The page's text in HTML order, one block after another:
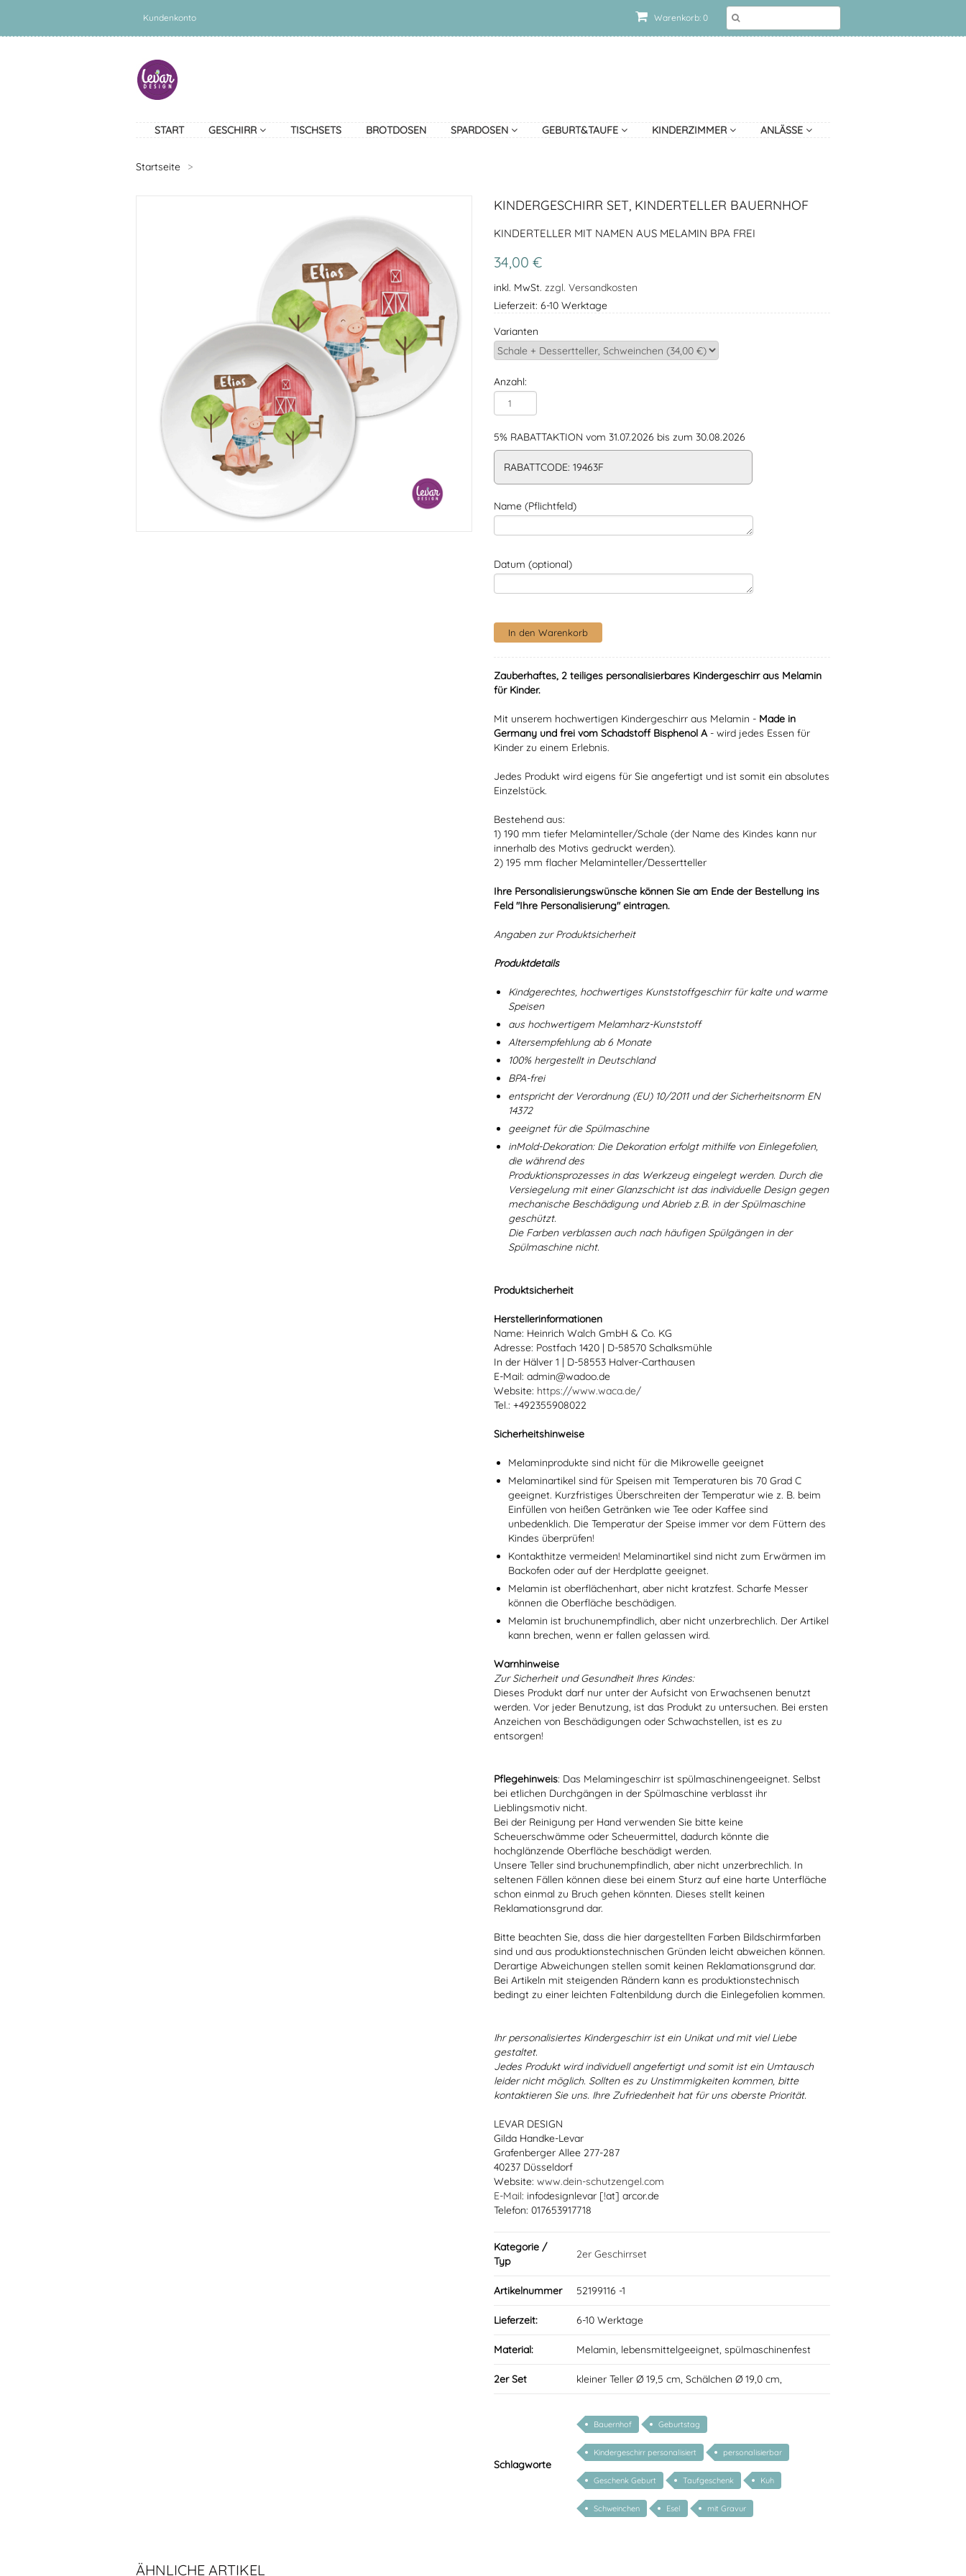
Warenkorb: 0
Kundenkonto
START GESCHIRR TISCHSETS BROTDOSEN SPARDOSEN GEBURT&TAUFE KINDERZIMMER ANLÄSSE
Startseite >
KINDERGESCHIRR SET, KINDERTELLER BAUERNHOF
KINDERTELLER MIT NAMEN AUS MELAMIN BPA FREI
34,00 €
inkl. MwSt. zzgl. Versandkosten
Lieferzeit: 6-10 Werktage
Varianten
Anzahl:
5% RABATTAKTION vom 31.07.2026 bis zum 30.08.2026
RABATTCODE: 19463F
Name (Pflichtfeld)
Datum (optional)
Zauberhaftes, 2 teiliges personalisierbares Kindergeschirr aus Melamin
für Kinder.
Mit unserem hochwertigen Kindergeschirr aus Melamin - Made in
Germany und frei vom Schadstoff Bisphenol A- wird jedes Essen für
Kinder zu einem Erlebnis.
Jedes Produkt wird eigens für Sie angefertigt und ist somit ein absolutes
Einzelstück.
Bestehend aus:
1) 190 mm tiefer Melaminteller/Schale (der Name des Kindes kann nur
innerhalb des Motivs gedruckt werden).
2) 195 mm flacher Melaminteller/Dessertteller
Ihre Personalisierungswünsche können Sie am Ende der Bestellung ins
Feld "Ihre Personalisierung" eintragen.
Angaben zur Produktsicherheit
Produktdetails
Kindgerechtes, hochwertiges Kunststoffgeschirr für kalte und warme
Speisen
aus hochwertigem Melamharz-Kunststoff
Altersempfehlung ab 6 Monate
100% hergestellt in Deutschland
BPA-frei
entspricht der Verordnung (EU) 10/2011 und der Sicherheitsnorm EN
14372
geeignet für die Spülmaschine
inMold-Dekoration: Die Dekoration erfolgt mithilfe von Einlegefolien,
die während des
Produktionsprozesses in das Werkzeug eingelegt werden. Durch die
Versiegelung mit einer Glanzschicht ist das individuelle Design gegen
mechanische Beschädigung und Abrieb z.B. in der Spülmaschine
geschützt.
Die Farben verblassen auch nach häufigen Spülgängen in der
Spülmaschine nicht.
Produktsicherheit
Herstellerinformationen
Name: Heinrich Walch GmbH & Co. KG
Adresse: Postfach 1420 | D-58570 Schalksmühle
In der Hälver 1 | D-58553 Halver-Carthausen
E-Mail: admin@wadoo.de
Website: https://www.waca.de/
Tel.: +492355908022
Sicherheitshinweise
Melaminprodukte sind nicht für die Mikrowelle geeignet
Melaminartikel sind für Speisen mit Temperaturen bis 70 Grad C
geeignet. Kurzfristiges Überschreiten der Temperatur wie z. B. beim
Einfüllen von heißen Getränken wie Tee oder Kaffee sind
unbedenklich. Die Temperatur der Speise immer vor dem Füttern des
Kindes überprüfen!
Kontakthitze vermeiden! Melaminartikel sind nicht zum Erwärmen im
Backofen oder auf der Herdplatte geeignet.
Melamin ist oberflächenhart, aber nicht kratzfest. Scharfe Messer
können die Oberfläche beschädigen.
Melamin ist bruchunempfindlich, aber nicht unzerbrechlich. Der Artikel
kann brechen, wenn er fallen gelassen wird.
Warnhinweise
Zur Sicherheit und Gesundheit Ihres Kindes:
Dieses Produkt darf nur unter der Aufsicht von Erwachsenen benutzt
werden. Vor jeder Benutzung, ist das Produkt zu untersuchen. Bei ersten
Anzeichen von Beschädigungen oder Schwachstellen, ist es zu
entsorgen!
Pflegehinweis: Das Melamingeschirr ist spülmaschinengeeignet. Selbst
bei etlichen Durchgängen in der Spülmaschine verblasst ihr
Lieblingsmotiv nicht.
Bei der Reinigung per Hand verwenden Sie bitte keine
Scheuerschwämme oder Scheuermittel, dadurch könnte die
hochglänzende Oberfläche beschädigt werden.
Unsere Teller sind bruchunempfindlich, aber nicht unzerbrechlich. In
seltenen Fällen können diese bei einem Sturz auf eine harte Unterfläche
schon einmal zu Bruch gehen könnten. Dieses stellt keinen
Reklamationsgrund dar.
Bitte beachten Sie, dass die hier dargestellten Farben Bildschirmfarben
sind und aus produktionstechnischen Gründen leicht abweichen können.
Derartige Abweichungen stellen somit keinen Reklamationsgrund dar.
Bei Artikeln mit steigenden Rändern kann es produktionstechnisch
bedingt zu einer leichten Faltenbildung durch die Einlegefolien kommen.
Ihr personalisiertes Kindergeschirr ist ein Unikat und mit viel Liebe
gestaltet.
Jedes Produkt wird individuell angefertigt und somit ist ein Umtausch
leider nicht möglich. Sollten es zu Unstimmigkeiten kommen, bitte
kontaktieren Sie uns. Ihre Zufriedenheit hat für uns oberste Priorität.
LEVAR DESIGN
Gilda Handke-Levar
Grafenberger Allee 277-287
40237 Düsseldorf
Website: www.dein-schutzengel.com
E-Mail: infodesignlevar [!at] arcor.de
Telefon: 017653917718
Kategorie /
Typ
2er Geschirrset
Artikelnummer 52199116 -1
Lieferzeit: 6-10 Werktage
Material: Melamin, lebensmittelgeeignet, spülmaschinenfest
2er Set kleiner Teller Ø 19,5 cm, Schälchen Ø 19,0 cm,
Schlagworte
Bauernhof Geburtstag
Kindergeschirr personalisiert personalisierbar
Geschenk Geburt Taufgeschenk Kuh
Schweinchen Esel mit Gravur
ÄHNLICHE ARTIKEL